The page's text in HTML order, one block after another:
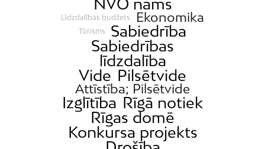
NVO nams
Līdzdalības budžets Ekonomika
Tūrisms
Sabiedrība
Sabiedrības
līdzdalība
Vide Pilsētvide
Attīstība; Pilsētvide
Izglītība Rīgā notiek
Rīgas domē
Konkursa projekts